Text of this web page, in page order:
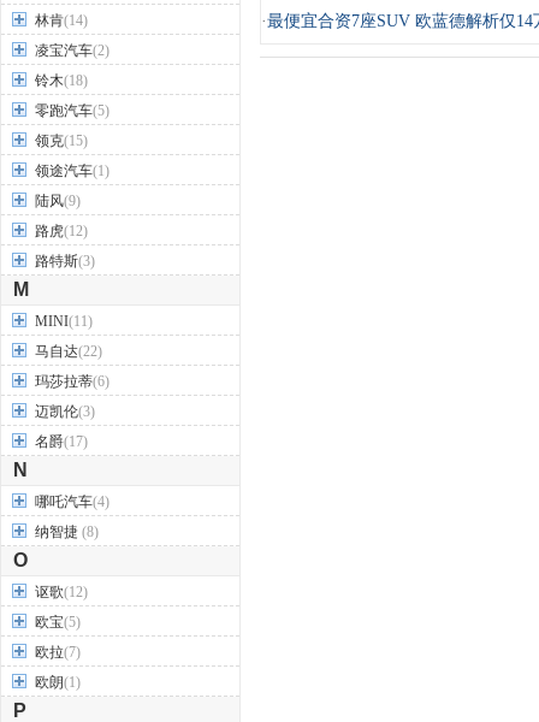
林肯(14)
凌宝汽车(2)
铃木(18)
零跑汽车(5)
领克(15)
领途汽车(1)
陆风(9)
路虎(12)
路特斯(3)
M
MINI(11)
马自达(22)
玛莎拉蒂(6)
迈凯伦(3)
名爵(17)
N
哪吒汽车(4)
纳智捷 (8)
O
讴歌(12)
欧宝(5)
欧拉(7)
欧朗(1)
P
·最便宜合资7座SUV 欧蓝德解析仅14